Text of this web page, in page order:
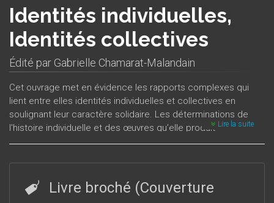
Identités individuelles,
Identités collectives
Édité par Gabrielle Chamarat-Malandain
Cet ouvrage met en évidence les rapports complexes qui
lient entre elles identités individuelles et collectives en
soulignant leur caractère solidaire. Les déterminations de
l'histoire individuelle et des œuvres qu’elle produit –
civilisatrices, politiques, artistiques, littéraires – incluent des
effectuent parmi ces influences multiples qui permet à son
tour de rendre compte de l’action accomplie.Le rapport
Lire la suite
Livre broché (Couverture